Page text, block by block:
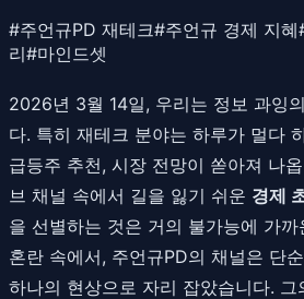
#주언규PD 재테크#주언규 경제 지혜
리#마인드셋
2026년 3월 14일, 우리는 정보 과잉
다. 특히 재테크 분야는 하루가 멀다
급등주 추천, 시장 전망이 쏟아져 나
브 채널 속에서 길을 잃기 쉬운 경제
을 선별하는 것은 거의 불가능에 가
혼란 속에서, 주언규PD의 채널은 단
하나의 현상으로 자리 잡았습니다.